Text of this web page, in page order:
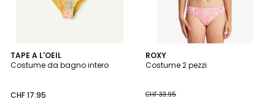
TAPE A L'OEIL
Costume da bagno intero
CHF 17.95
ROXY
Costume 2 pezzi
CHF 33.95